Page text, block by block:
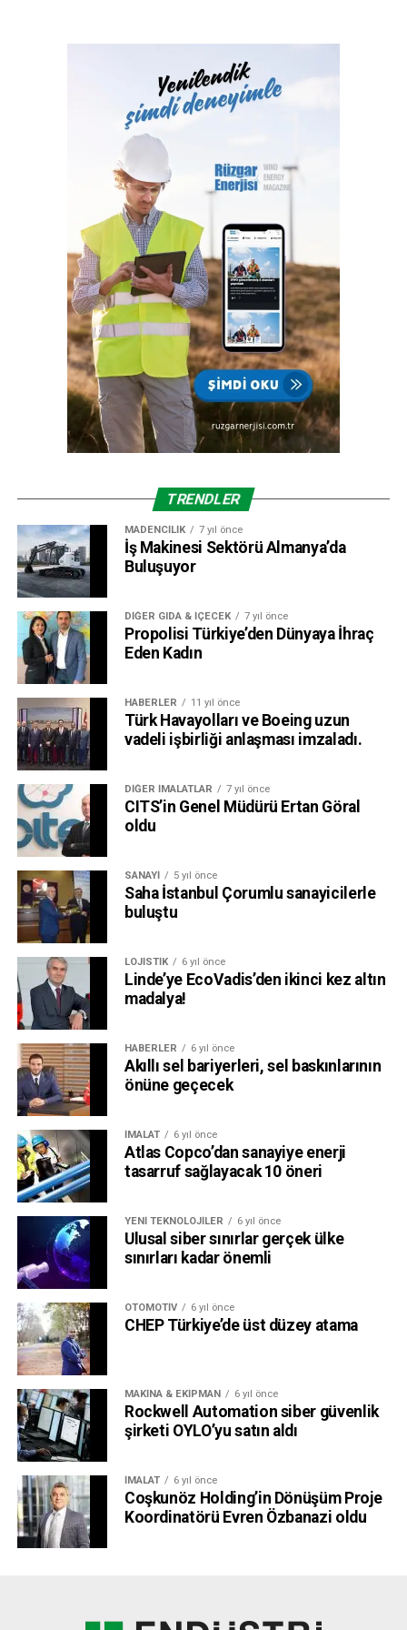
Vakfı, fiziki alanlarının yeterliliği ve gelişmeye açık oluşu
ile büyüme yolunda hızla ilerliyor. Türk Loydu, Türkiye’nin
milli kuruluşudur. Yetkisi olan alanlar hemen hemen
Türkiye’nin ekonomisine katkı sağlayan sektörlerin
tamamını içermektedir ve IACS üyeliğimiz ile büyümenin,
gelişmenin ve ülkemize katkı sağlamanın faydası ve gururu
100. yılında Türkiye Cumhuriyeti’nindir.”
TRENDLER
MADENCILIK 7 yıl önce
İş Makinesi Sektörü Almanya’da
Buluşuyor
DIĞER GIDA & İÇECEK 7 yıl önce
Propolisi Türkiye’den Dünyaya İhraç
Eden Kadın
HABERLER 11 yıl önce
Türk Havayolları ve Boeing uzun
vadeli işbirliği anlaşması imzaladı.
DIĞER İMALATLAR 7 yıl önce
CITS’in Genel Müdürü Ertan Göral
oldu
SANAYI 5 yıl önce
Saha İstanbul Çorumlu sanayicilerle
buluştu
LOJISTIK 6 yıl önce
Linde’ye EcoVadis’den ikinci kez altın
madalya!
HABERLER 6 yıl önce
Akıllı sel bariyerleri, sel baskınlarının
önüne geçecek
İMALAT 6 yıl önce
Atlas Copco’dan sanayiye enerji
tasarruf sağlayacak 10 öneri
YENI TEKNOLOJILER 6 yıl önce
Ulusal siber sınırlar gerçek ülke
sınırları kadar önemli
OTOMOTIV 6 yıl önce
CHEP Türkiye’de üst düzey atama
MAKINA & EKIPMAN 6 yıl önce
Rockwell Automation siber güvenlik
şirketi OYLO’yu satın aldı
İMALAT 6 yıl önce
Coşkunöz Holding’in Dönüşüm Proje
Koordinatörü Evren Özbanazi oldu